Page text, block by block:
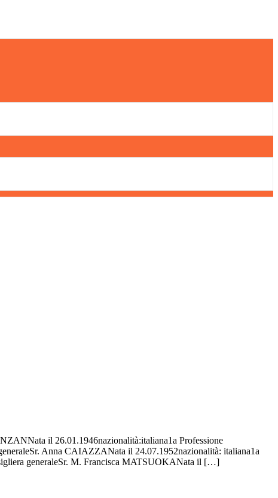
il 26.01.1946nazionalità:italiana1a Professione
Anna CAIAZZANata il 24.07.1952nazionalità: italiana1a
generaleSr. M. Francisca MATSUOKANata il […]